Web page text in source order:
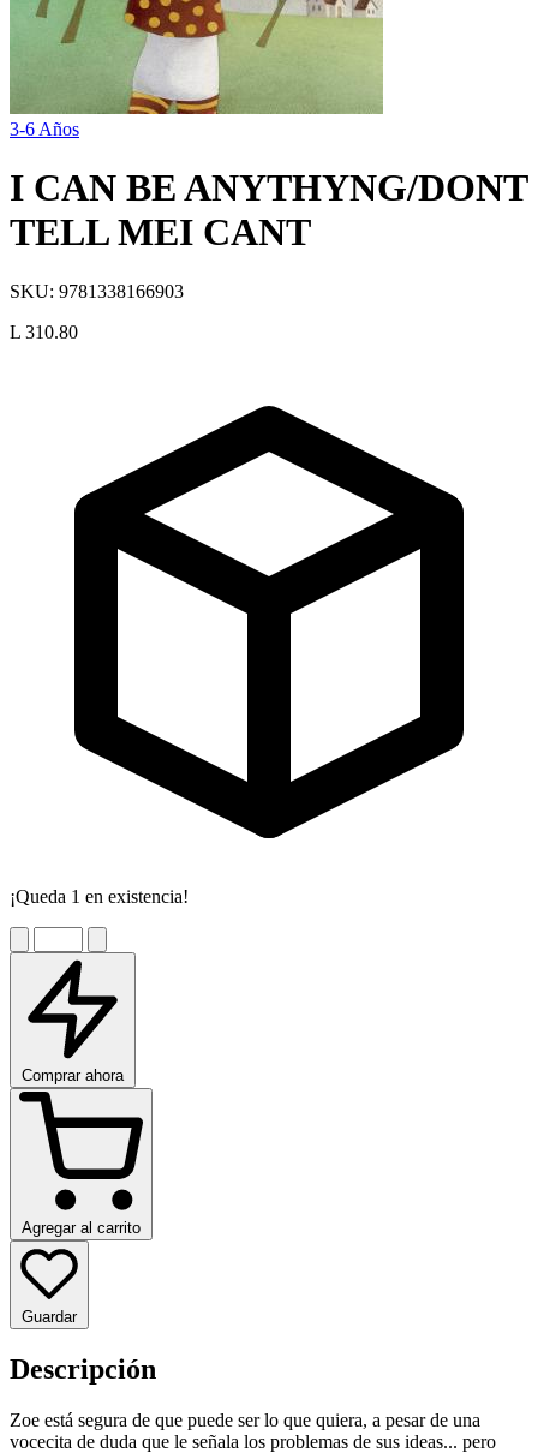
3-6 Años
I CAN BE ANYTHYNG/DONT
TELL MEI CANT
SKU: 9781338166903
L 310.80
¡Queda 1 en existencia!
Comprar ahora
Agregar al carrito
Guardar
Descripción
Zoe está segura de que puede ser lo que quiera, a pesar de una
vocecita de duda que le señala los problemas de sus ideas... pero